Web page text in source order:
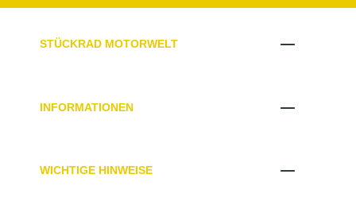
STÜCKRAD MOTORWELT
INFORMATIONEN
WICHTIGE HINWEISE